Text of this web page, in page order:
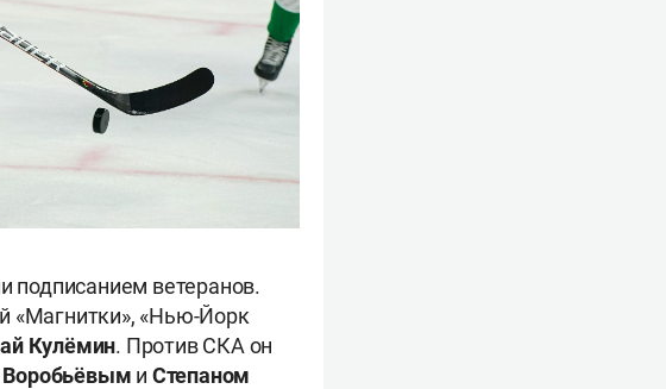
подписанием ветеранов.
«Магнитки», «Нью-Йорк
Кулёмин. Против СКА он
и Степаном